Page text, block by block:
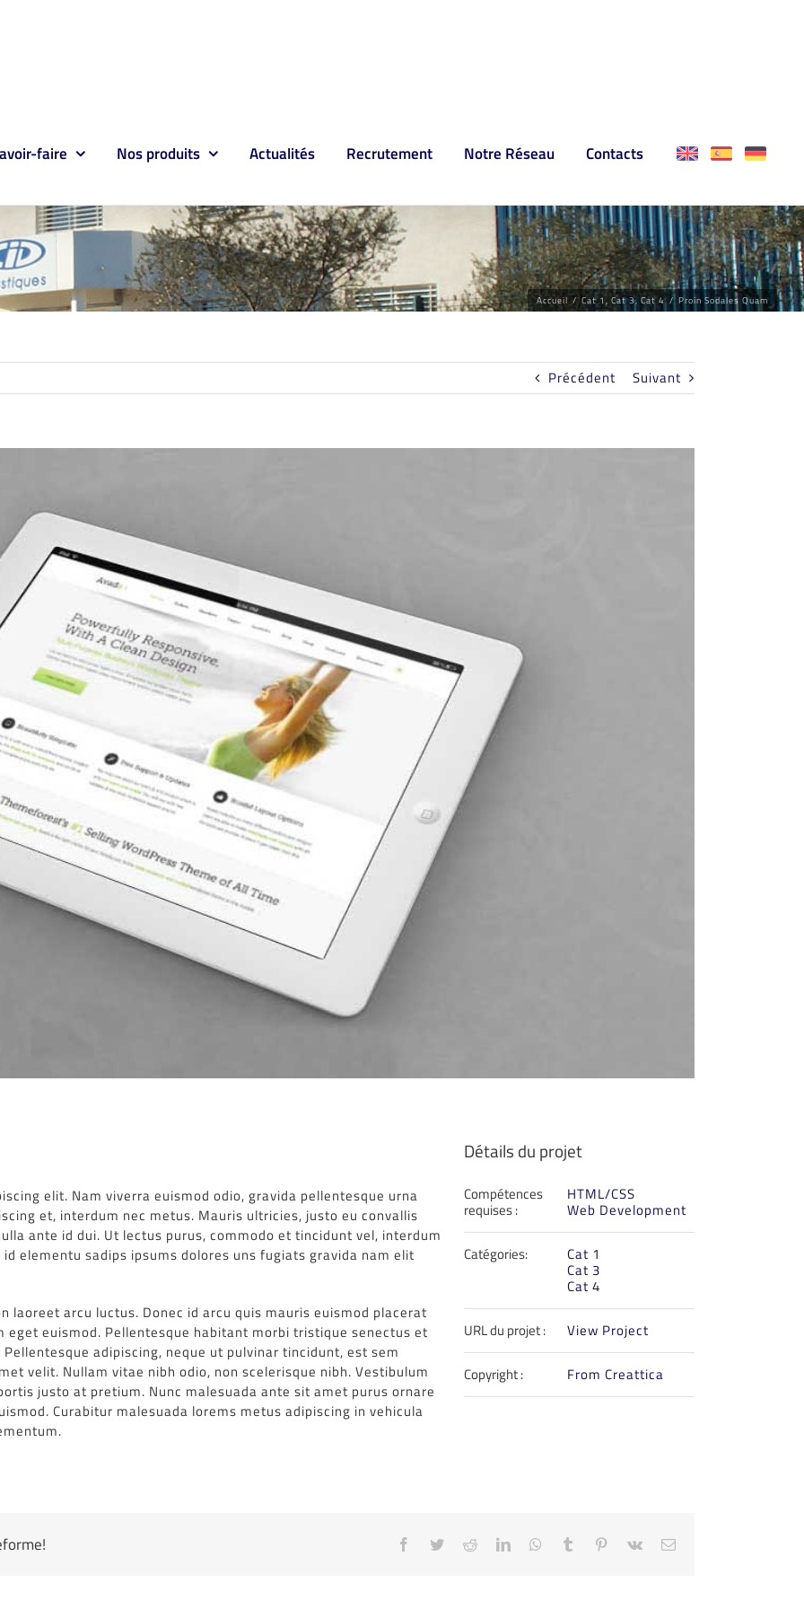
faire Nos produits Actualités Recrutement Notre Réseau Contacts
Accueil / Cat 1, Cat 3,Cat 4 / Proin Sodales Quam
Précédent Suivant
elit. Nam viverra euismod odio, gravida pellentesque urna
et, interdum nec metus. Mauris ultricies, justo eu convallis
ante id dui. Ut lectus purus, commodo et tincidunt vel, interdum
elementu sadips ipsums dolores uns fugiats gravida nam elit
laoreet arcu luctus. Donec id arcu quis mauris euismod placerat
euismod. Pellentesque habitant morbi tristique senectus et
adipiscing, neque ut pulvinar tincidunt, est sem
velit. Nullam vitae nibh odio, non scelerisque nibh. Vestibulum
justo at pretium. Nunc malesuada ante sit amet purus ornare
Curabitur malesuada lorems metus adipiscing in vehicula
Détails du projet
Compétences
requises :
HTML/CSS
Web Development
Catégories: Cat 1
Cat 3
Cat 4
URL du projet : View Project
Copyright : From Creattica
Facebook
TwitterReddit LinkedInWhatsApp
TumblrPinterest
Vk